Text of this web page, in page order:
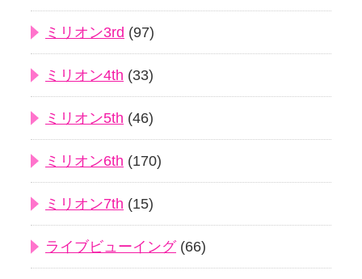
ミリオン3rd (97)
ミリオン4th (33)
ミリオン5th (46)
ミリオン6th (170)
ミリオン7th (15)
ライブビューイング(66)